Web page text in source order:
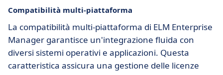
Compatibilità multi-piattaforma
La compatibilità multi-piattaforma di ELM Enterprise
Manager garantisce un'integrazione fluida con
diversi sistemi operativi e applicazioni. Questa
caratteristica assicura una gestione delle licenze